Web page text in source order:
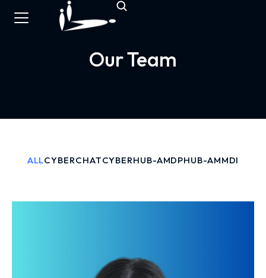
Our Team
ALLCYBERCHATCYBERHUB-AMDPHUB-AMMDI